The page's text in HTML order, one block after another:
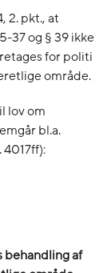
2. pkt., at
37 og § 39 ikke
for politi
område.
lov om
bl.a.
behandling af